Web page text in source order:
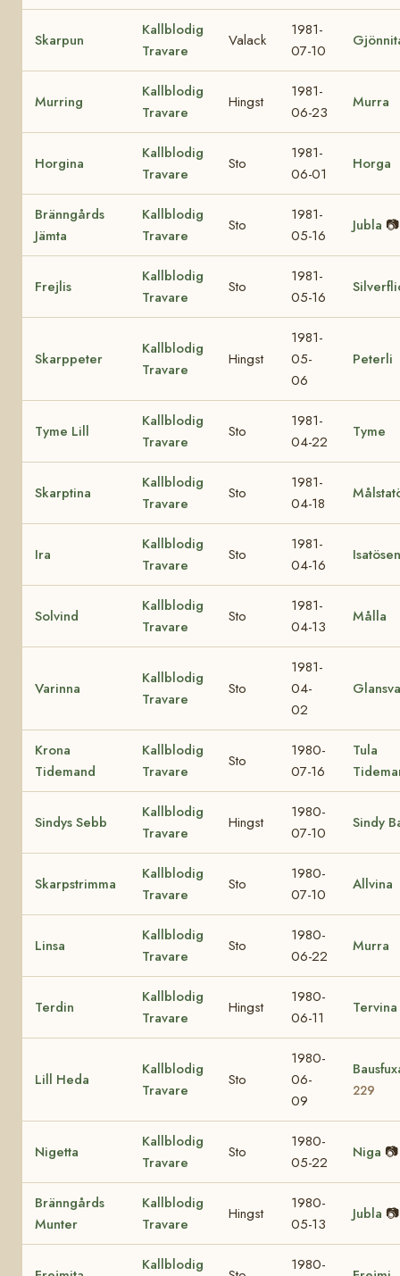
Skarpun
Kallblodig
Travare
Valack
1981-
07-10
Murring
Kallblodig
Travare
Hingst
1981-
06-23
Murra
Horgina
Kallblodig
Travare
Sto
1981-
06-01
Horga
Bränngårds
Jämta
Kallblodig
Travare
Sto
1981-
05-16
Jubla 📷
Frejlis
Kallblodig
Travare
Sto
1981-
05-16
Skarppeter
Kallblodig
Travare
Hingst
1981-
05-
06
Peterli
Tyme Lill
Kallblodig
Travare
Sto
1981-
04-22
Tyme
Skarptina
Kallblodig
Travare
Sto
1981-
04-18
Ira
Kallblodig
Travare
Sto
1981-
04-16
Isatösen
Solvind
Kallblodig
Travare
Sto
1981-
04-13
Målla
Varinna
Kallblodig
Travare
Sto
1981-
04-
02
Krona
Tidemand
Kallblodig
Travare
Sto
1980-
07-16
Tula
Sindys Sebb
Kallblodig
Travare
Hingst
1980-
07-10
Sindy
Skarpstrimma
Kallblodig
Travare
Sto
1980-
07-10
Allvina
Linsa
Kallblodig
Travare
Sto
1980-
06-22
Murra
Terdin
Kallblodig
Travare
Hingst
1980-
06-11
Tervina
Lill Heda
Kallblodig
Travare
Sto
1980-
06-
09
229
Nigetta
Kallblodig
Travare
Sto
1980-
05-22
Niga 📷
Bränngårds
Munter
Kallblodig
Travare
Hingst
1980-
05-13
Jubla 📷
Kallblodig
1980-